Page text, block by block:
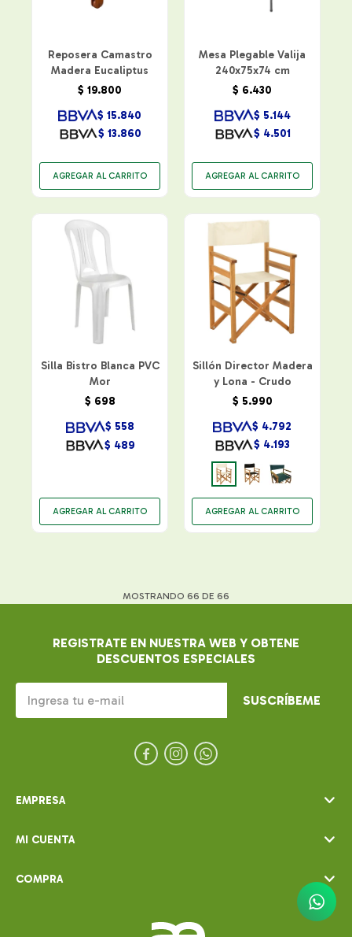
Reposera Camastro
Madera Eucaliptus
$ 19.800
$ 13.860
$ 15.840
Mesa Plegable Valija
240x75x74 cm
$ 6.430
$ 4.501
$ 5.144
Silla Bistro Blanca PVC
Mor
$ 698
$ 489
$ 558
Sillón Director Madera
y Lona - Crudo
$ 5.990
$ 4.193
$ 4.792
MOSTRANDO 66 DE 66
EMPRESA
MI CUENTA
COMPRA
REGISTRATE EN NUESTRA WEB Y OBTENE
DESCUENTOS ESPECIALES
SUSCRÍBEME
  